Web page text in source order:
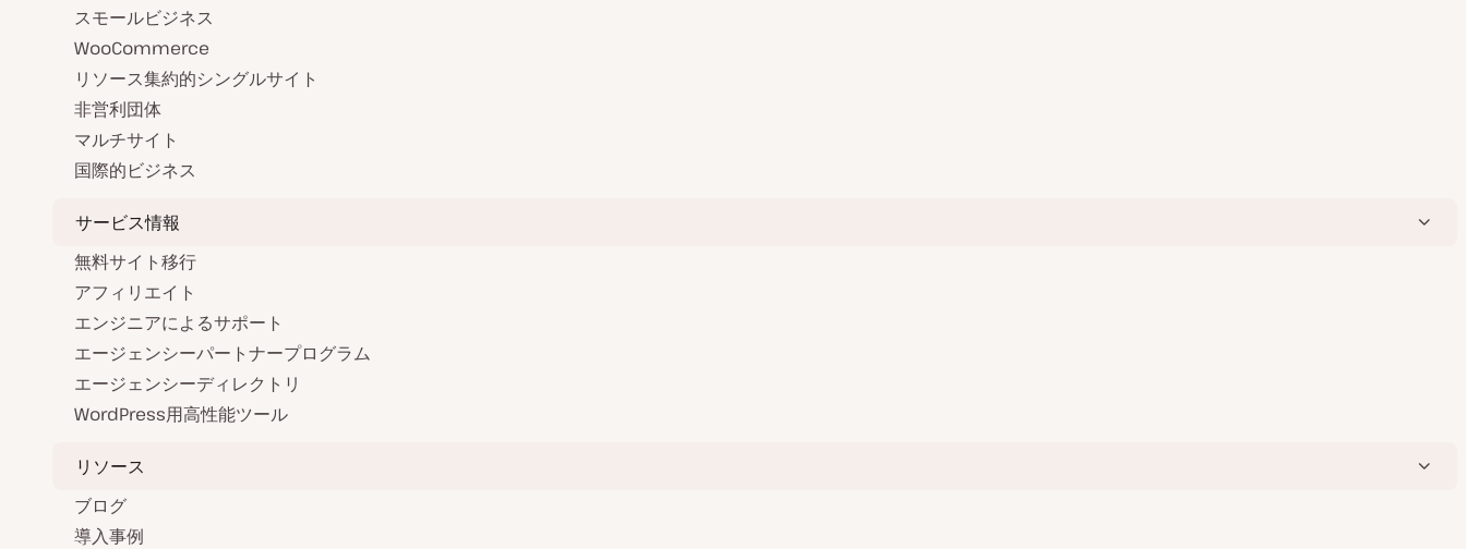
スモールビジネス
WooCommerce
リソース集約的シングルサイト
非営利団体
マルチサイト
国際的ビジネス
サービス情報
無料サイト移行
アフィリエイト
エンジニアによるサポート
エージェンシーパートナープログラム
エージェンシーディレクトリ
WordPress用高性能ツール
リソース
ブログ
導入事例